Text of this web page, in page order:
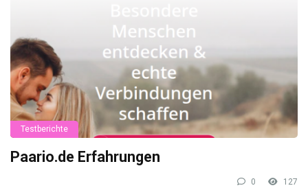
Testberichte
Paario.de Erfahrungen
0 127